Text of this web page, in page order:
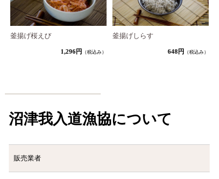
釜揚げ桜えび
1,296円 （税込み）
釜揚げしらす
648円 （税込み）
沼津我入道漁協について
販売業者